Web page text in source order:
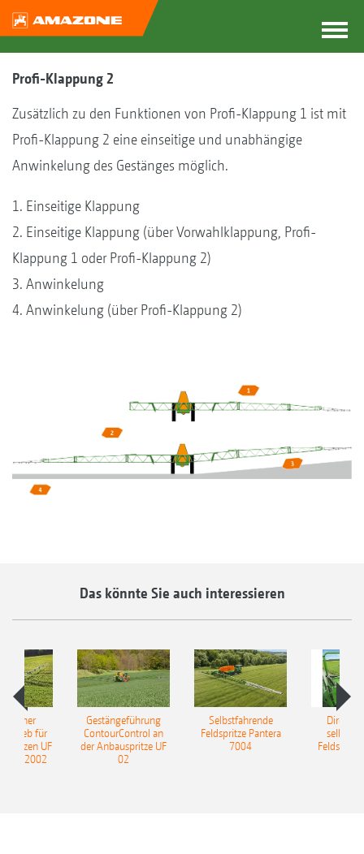
Profi-Klappung 2
Zusätzlich zu den Funktionen von Profi-Klappung 1 ist mit
Profi-Klappung 2 eine einseitige und unabhängige
Anwinkelung des Gestänges möglich.
1. Einseitige Klappung
2. Einseitige Klappung (über Vorwahlklappung, Profi-
Klappung 1 oder Profi-Klappung 2)
3. Anwinkelung
4. Anwinkelung (über Profi-Klappung 2)
Das könnte Sie auch interessieren
für
UF
UF 2002
Gestängeführung
ContourControl an
der Anbauspritze UF
02
Selbstfahrende
Feldspritze Pantera
7004